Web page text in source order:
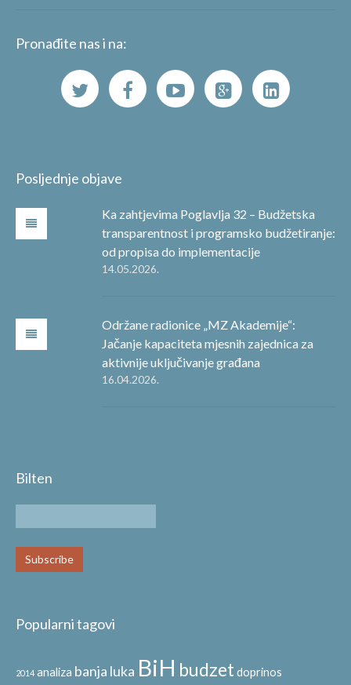
Pronađite nas i na:
Posljednje objave
Ka zahtjevima Poglavlja 32 – Budžetska
transparentnost i programsko budžetiranje:
od propisa do implementacije
14.05.2026.
Održane radionice „MZ Akademije“:
Jačanje kapaciteta mjesnih zajednica za
aktivnije uključivanje građana
16.04.2026.
Bilten
Popularni tagovi
2014 analiza banja luka BiH budzet doprinos